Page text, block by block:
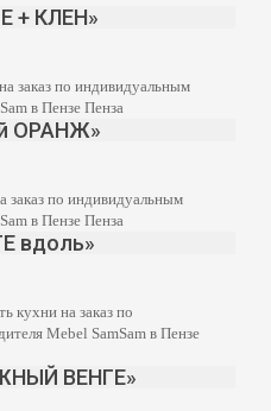
+ КЛЕН»
ОРАНЖ»
вдоль»
ВЕНГЕ»